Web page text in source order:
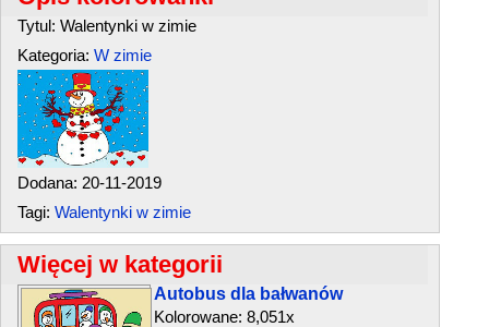
Tytul: Walentynki w zimie
Kategoria: W zimie
Dodana: 20-11-2019
Tagi: Walentynki w zimie
Więcej w kategorii
Autobus dla bałwanów
Kolorowane: 8,051x